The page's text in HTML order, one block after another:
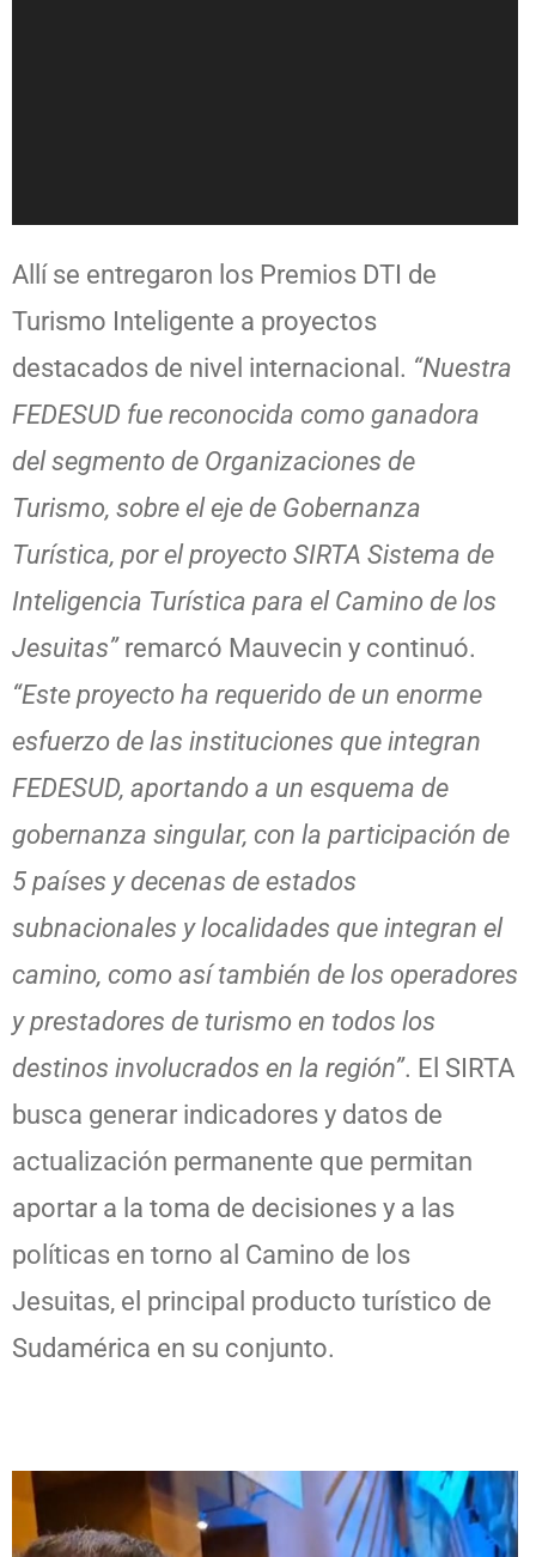
Allí se entregaron los Premios DTI de
Turismo Inteligente a proyectos
destacados de nivel internacional. “Nuestra
FEDESUD fue reconocida como ganadora
del segmento de Organizaciones de
Turismo, sobre el eje de Gobernanza
Turística, por el proyecto SIRTA Sistema de
Inteligencia Turística para el Camino de los
Jesuitas”remarcó Mauvecin y continuó.
“Este proyecto ha requerido de un enorme
esfuerzo de las instituciones que integran
FEDESUD, aportando a un esquema de
gobernanza singular, con la participación de
5 países y decenas de estados
subnacionales y localidades que integran el
camino, como así también de los operadores
y prestadores de turismo en todos los
destinos involucrados en la región”. El SIRTA
busca generar indicadores y datos de
actualización permanente que permitan
aportar a la toma de decisiones y a las
políticas en torno al Camino de los
Jesuitas, el principal producto turístico de
Sudamérica en su conjunto.